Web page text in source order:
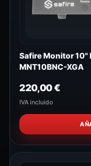
Safire Monitor 10"
MNT10BNC-XGA
220,00€
IVA incluido